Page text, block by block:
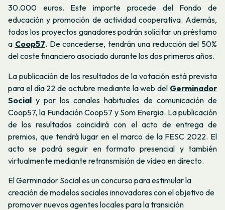
30.000 euros. Este importe procede del Fondo de
educación y promoción de actividad cooperativa. Además,
todos los proyectos ganadores podrán solicitar un préstamo
a Coop57. De concederse, tendrán una reducción del 50%
del coste financiero asociado durante los dos primeros años.
La publicación de los resultados de la votación está prevista
para el día 22 de octubre mediante la web del Germinador
Social y por los canales habituales de comunicación de
Coop57, la Fundación Coop57 y Som Energia. La publicación
de los resultados coincidirá con el acto de entrega de
premios, que tendrá lugar en el marco de la FESC 2022. El
acto se podrá seguir en formato presencial y también
virtualmente mediante retransmisión de video en directo.
El Germinador Social es un concurso para estimular la
creación de modelos sociales innovadores con el objetivo de
promover nuevos agentes locales para la transición